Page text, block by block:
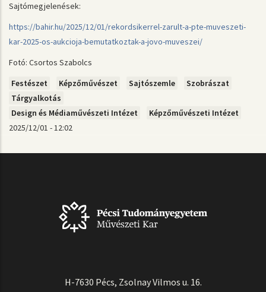
Sajtómegjelenések:
https://bahir.hu/2025/12/01/rekordsikerrel-zarult-a-pte-muveszeti-
kar-2025-os-aukcioja-bemutatkoztak-a-jovo-muveszei/
Fotó: Csortos Szabolcs
Festészet
Képzőművészet Sajtószemle
Szobrászat
Tárgyalkotás
Design és Médiaművészeti Intézet
Képzőművészeti Intézet
2025/12/01 - 12:02
H-7630 Pécs, Zsolnay Vilmos u. 16.